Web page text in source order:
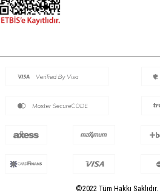
©2022 Tüm Hakkı Saklıdır.